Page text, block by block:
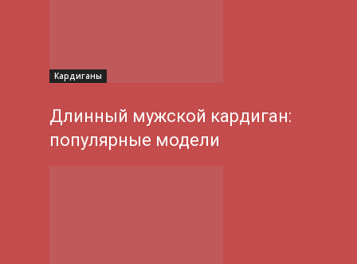
Кардиганы
Длинный мужской кардиган:
популярные модели